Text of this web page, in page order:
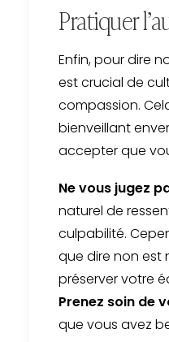
Pratiquer
Enfin, pour dire
est crucial de
compassion.
bienveillant
accepter que
Ne vous jugez
naturel de
culpabilité.
que dire non est
préserver votre
Prenez soin de
que vous avez